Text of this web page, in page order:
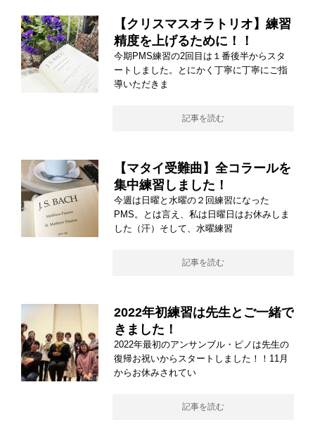
【クリスマスオラトリオ】練習
精度を上げるために！！
今期PMS練習の2回目は１番後半からスタ
ートしました。とにかく丁寧に丁寧にご指
導いただきま
記事を読む
【マタイ受難曲】全コラールを
集中練習しました！
今週は日曜と水曜の２回練習になった
PMS。とは言え、私は日曜日はお休みしま
した（汗）そして、水曜練習
記事を読む
2022年初練習は先生とご一緒で
きました！
2022年最初のアンサンブル・ピノは先生の
復帰お祝いからスタートしました！！11月
からお休みされてい
記事を読む